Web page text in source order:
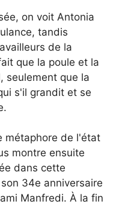
on voit Antonia
tandis
de la
que la poule et la
seulement que la
s'il grandit et se
métaphore de l'état
montre ensuite
dans cette
34e anniversaire
Manfredi. À la fin